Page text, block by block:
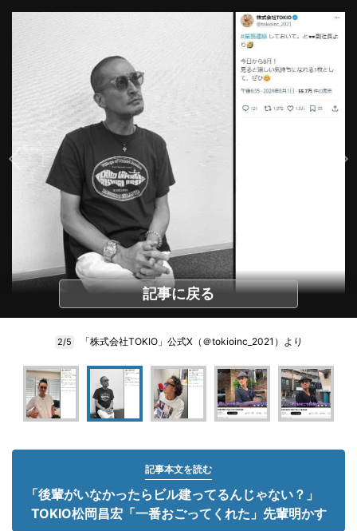
記事に戻る
2/5 「株式会社TOKIO」公式X（＠tokioinc_2021）より
記事本文を読む
「後輩がいなかったらビル建ってるんじゃない？」
TOKIO松岡昌宏「一番おごってくれた」先輩明かす